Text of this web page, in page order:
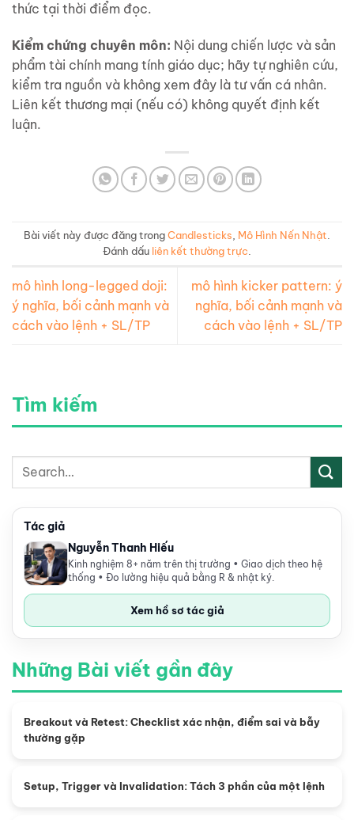
thức tại thời điểm đọc.
Kiểm chứng chuyên môn: Nội dung chiến lược và sản
phẩm tài chính mang tính giáo dục; hãy tự nghiên cứu,
kiểm tra nguồn và không xem đây là tư vấn cá nhân.
Liên kết thương mại (nếu có) không quyết định kết
luận.
Bài viết này được đăng trongCandlesticks, Mô Hình Nến Nhật.
Đánh dấu liên kết thường trực.
mô hình long-legged doji:
ý nghĩa, bối cảnh mạnh và
cách vào lệnh + SL/TP
mô hình kicker pattern: ý
nghĩa, bối cảnh mạnh và
cách vào lệnh + SL/TP
Tìm kiếm
Tác giả
Nguyễn Thanh Hiếu
Kinh nghiệm 8+ năm trên thị trường • Giao dịch theo hệ
thống • Đo lường hiệu quả bằng R & nhật ký.
Xem hồ sơ tác giả
Những Bài viết gần đây
Breakout và Retest: Checklist xác nhận, điểm sai và bẫy
thường gặp
Setup, Trigger và Invalidation: Tách 3 phần của một lệnh